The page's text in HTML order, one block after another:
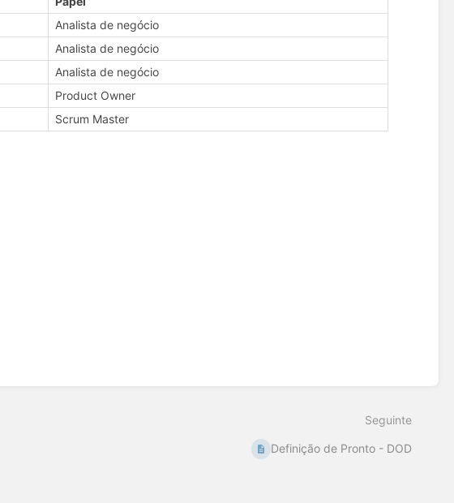
Analista de negócio
Analista de negócio
Analista de negócio
Product Owner
Scrum Master
Seguinte
Definição de Pronto - DOD